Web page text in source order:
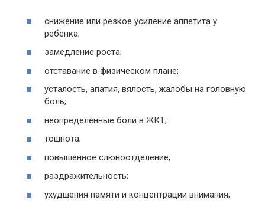
снижение или резкое усиление аппетита у
ребенка;
замедление роста;
отставание в физическом плане;
усталость, апатия, вялость, жалобы на головную
боль;
неопределенные боли в ЖКТ;
тошнота;
повышенное слюноотделение;
раздражительность;
ухудшения памяти и концентрации внимания;